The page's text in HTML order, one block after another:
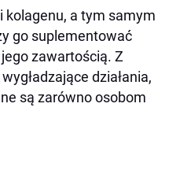
kolagenu, a tym samym
go suplementować
zawartością. Z
działania,
są zarówno osobom